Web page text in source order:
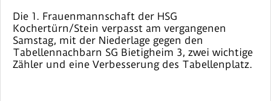
Die 1. Frauenmannschaft der HSG
Kochertürn/Stein verpasst am vergangenen
Samstag, mit der Niederlage gegen den
Tabellennachbarn SG Bietigheim 3, zwei wichtige
Zähler und eine Verbesserung des Tabellenplatz.